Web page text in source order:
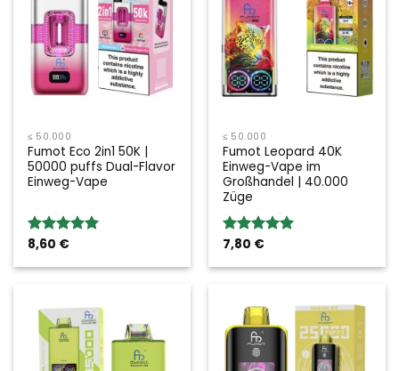
≤ 50.000
Fumot Eco 2in1 50K |
50000 puffs Dual-Flavor
Einweg-Vape
Bewertung:
8,60 €
≤ 50.000
Fumot Leopard 40K
Einweg-Vape im
Großhandel | 40.000
Züge
Bewertung:
7,80 €